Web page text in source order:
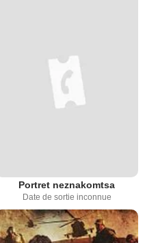
Portret neznakomtsa
Date de sortie inconnue